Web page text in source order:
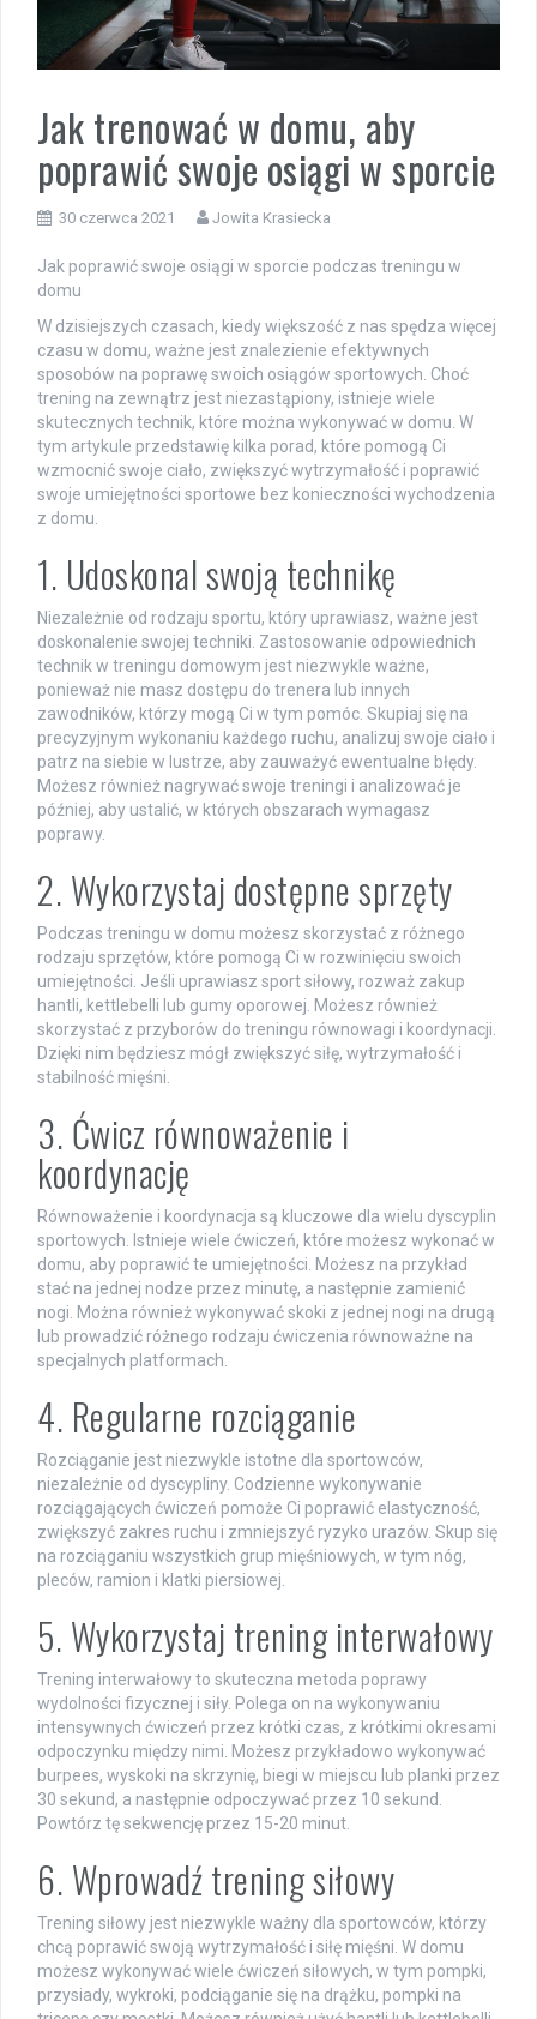
Jak trenować w domu, aby
poprawić swoje osiągi w sporcie
30 czerwca 2021 Jowita Krasiecka
Jak poprawić swoje osiągi w sporcie podczas treningu w
domu
W dzisiejszych czasach, kiedy większość z nas spędza więcej
czasu w domu, ważne jest znalezienie efektywnych
sposobów na poprawę swoich osiągów sportowych. Choć
trening na zewnątrz jest niezastąpiony, istnieje wiele
skutecznych technik, które można wykonywać w domu. W
tym artykule przedstawię kilka porad, które pomogą Ci
wzmocnić swoje ciało, zwiększyć wytrzymałość i poprawić
swoje umiejętności sportowe bez konieczności wychodzenia
z domu.
1. Udoskonal swoją technikę
Niezależnie od rodzaju sportu, który uprawiasz, ważne jest
doskonalenie swojej techniki. Zastosowanie odpowiednich
technik w treningu domowym jest niezwykle ważne,
ponieważ nie masz dostępu do trenera lub innych
zawodników, którzy mogą Ci w tym pomóc. Skupiaj się na
precyzyjnym wykonaniu każdego ruchu, analizuj swoje ciało i
patrz na siebie w lustrze, aby zauważyć ewentualne błędy.
Możesz również nagrywać swoje treningi i analizować je
później, aby ustalić, w których obszarach wymagasz
poprawy.
2. Wykorzystaj dostępne sprzęty
Podczas treningu w domu możesz skorzystać z różnego
rodzaju sprzętów, które pomogą Ci w rozwinięciu swoich
umiejętności. Jeśli uprawiasz sport siłowy, rozważ zakup
hantli, kettlebelli lub gumy oporowej. Możesz również
skorzystać z przyborów do treningu równowagi i koordynacji.
Dzięki nim będziesz mógł zwiększyć siłę, wytrzymałość i
stabilność mięśni.
3. Ćwicz równoważenie i
koordynację
Równoważenie i koordynacja są kluczowe dla wielu dyscyplin
sportowych. Istnieje wiele ćwiczeń, które możesz wykonać w
domu, aby poprawić te umiejętności. Możesz na przykład
stać na jednej nodze przez minutę, a następnie zamienić
nogi. Można również wykonywać skoki z jednej nogi na drugą
lub prowadzić różnego rodzaju ćwiczenia równoważne na
specjalnych platformach.
4. Regularne rozciąganie
Rozciąganie jest niezwykle istotne dla sportowców,
niezależnie od dyscypliny. Codzienne wykonywanie
rozciągających ćwiczeń pomoże Ci poprawić elastyczność,
zwiększyć zakres ruchu i zmniejszyć ryzyko urazów. Skup się
na rozciąganiu wszystkich grup mięśniowych, w tym nóg,
pleców, ramion i klatki piersiowej.
5. Wykorzystaj trening interwałowy
Trening interwałowy to skuteczna metoda poprawy
wydolności fizycznej i siły. Polega on na wykonywaniu
intensywnych ćwiczeń przez krótki czas, z krótkimi okresami
odpoczynku między nimi. Możesz przykładowo wykonywać
burpees, wyskoki na skrzynię, biegi w miejscu lub planki przez
30 sekund, a następnie odpoczywać przez 10 sekund.
Powtórz tę sekwencję przez 15-20 minut.
6. Wprowadź trening siłowy
Trening siłowy jest niezwykle ważny dla sportowców, którzy
chcą poprawić swoją wytrzymałość i siłę mięśni. W domu
możesz wykonywać wiele ćwiczeń siłowych, w tym pompki,
przysiady, wykroki, podciąganie się na drążku, pompki na